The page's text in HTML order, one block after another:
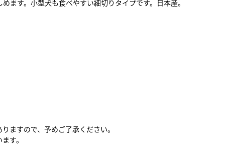
ます。小型犬も食べやすい細切りタイプです。日本産。
ますので、予めご了承ください。
す。